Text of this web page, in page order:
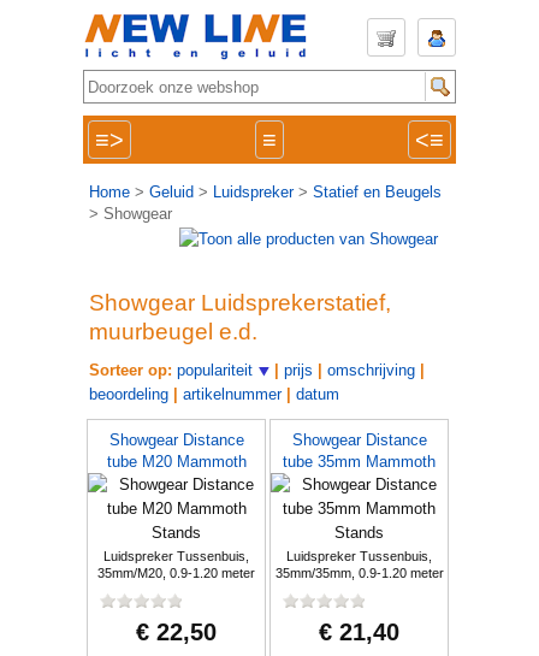
≡> ≡ <≡
Home > Geluid > Luidspreker> Statief en Beugels
> Showgear
Showgear Luidsprekerstatief,
muurbeugel e.d.
Sorteer op: populariteit prijs omschrijving
beoordeling
artikelnummer| datum
Showgear Distance
tube M20 Mammoth
Stands
Luidspreker Tussenbuis,
35mm/M20, 0.9-1.20 meter
€ 22,50
Showgear Distance
tube 35mm Mammoth
Stands
Luidspreker Tussenbuis,
35mm/35mm, 0.9-1.20 meter
€ 21,40